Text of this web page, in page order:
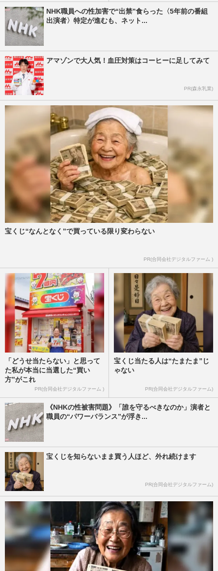
NHK職員への性加害で“出禁”食らった〈5年前の番組
出演者〉特定が進むも、ネット...
アマゾンで大人気！血圧対策はコーヒーに足してみて
PR(森永乳業)
宝くじ“なんとなく”で買っている限り変わらない
PR(合同会社デジタルファーム )
「どうせ当たらない」と思って
た私が本当に当選した“買い
方”がこれ
PR(合同会社デジタルファーム )
宝くじ当たる人は“たまたま”じ
ゃない
PR(合同会社デジタルファーム)
《NHKの性被害問題》「誰を守るべきなのか」演者と
職員の“パワーバランス”が浮き...
宝くじを知らないまま買う人ほど、外れ続けます
PR(合同会社デジタルファーム)